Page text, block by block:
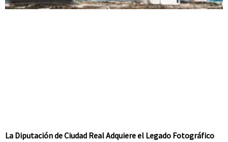
La Diputación de Ciudad Real Adquiere el Legado Fotográfico